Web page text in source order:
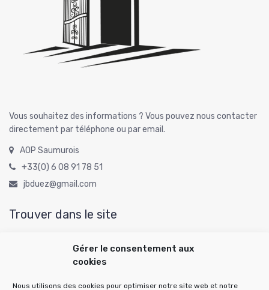
Gérer le consentement aux
cookies
Nous utilisons des cookies pour optimiser notre site web et notre
Vous souhaitez des informations ? Vous pouvez nous contacter
directement par téléphone ou par email.
AOP Saumurois
+33(0) 6 08 91 78 51
jbduez@gmail.com
Trouver dans le site